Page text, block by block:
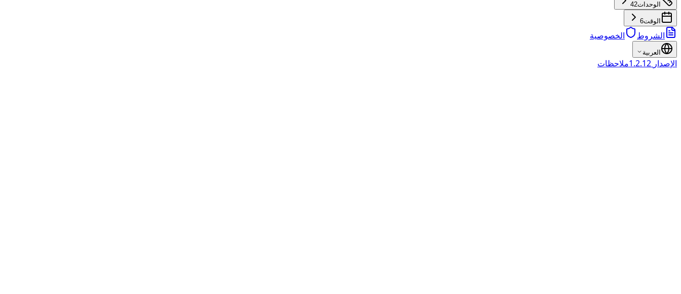
الوحدات42
الوقت6
الشروط الخصوصية
العربية
الإصدار 1.2.12ملاحظات